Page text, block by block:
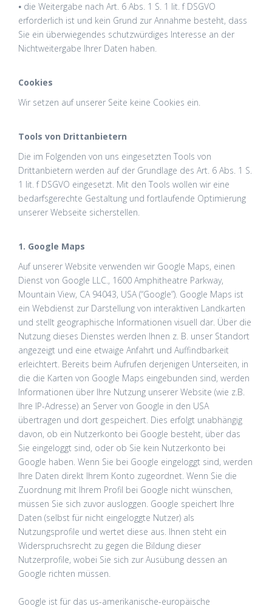
⦁ die Weitergabe nach Art. 6 Abs. 1 S. 1 lit. f DSGVO
erforderlich ist und kein Grund zur Annahme besteht, dass
Sie ein überwiegendes schutzwürdiges Interesse an der
Nichtweitergabe Ihrer Daten haben.
Cookies
Wir setzen auf unserer Seite keine Cookies ein.
Tools von Drittanbietern
Die im Folgenden von uns eingesetzten Tools von
Drittanbietern werden auf der Grundlage des Art. 6 Abs. 1 S.
1 lit. f DSGVO eingesetzt. Mit den Tools wollen wir eine
bedarfsgerechte Gestaltung und fortlaufende Optimierung
unserer Webseite sicherstellen.
1. Google Maps
Auf unserer Website verwenden wir Google Maps, einen
Dienst von Google LLC., 1600 Amphitheatre Parkway,
Mountain View, CA 94043, USA (“Google”). Google Maps ist
ein Webdienst zur Darstellung von interaktiven Landkarten
und stellt geographische Informationen visuell dar. Über die
Nutzung dieses Dienstes werden Ihnen z. B. unser Standort
angezeigt und eine etwaige Anfahrt und Auffindbarkeit
erleichtert. Bereits beim Aufrufen derjenigen Unterseiten, in
die die Karten von Google Maps eingebunden sind, werden
Informationen über Ihre Nutzung unserer Website (wie z.B.
Ihre IP-Adresse) an Server von Google in den USA
übertragen und dort gespeichert. Dies erfolgt unabhängig
davon, ob ein Nutzerkonto bei Google besteht, über das
Sie eingeloggt sind, oder ob Sie kein Nutzerkonto bei
Google haben. Wenn Sie bei Google eingeloggt sind, werden
Ihre Daten direkt Ihrem Konto zugeordnet. Wenn Sie die
Zuordnung mit Ihrem Profil bei Google nicht wünschen,
müssen Sie sich zuvor ausloggen. Google speichert Ihre
Daten (selbst für nicht eingeloggte Nutzer) als
Nutzungsprofile und wertet diese aus. Ihnen steht ein
Widerspruchsrecht zu gegen die Bildung dieser
Nutzerprofile, wobei Sie sich zur Ausübung dessen an
Google richten müssen.
Google ist für das us-amerikanische-europäische